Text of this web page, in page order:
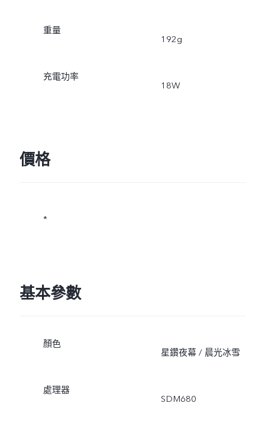
重量
192g
充電功率
18W
價格
*
基本參數
顏色
星鑽夜幕 / 晨光冰雪
處理器
SDM680